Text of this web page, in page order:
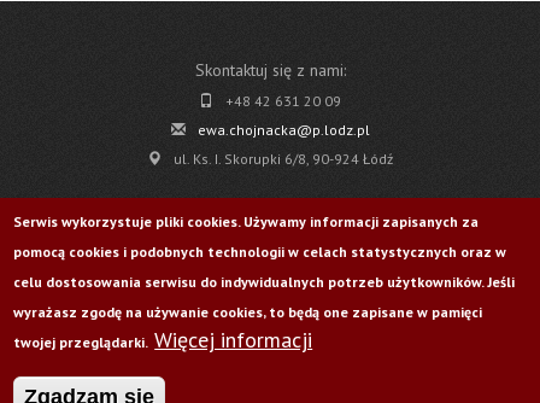
Skontaktuj się z nami:
+48 42 631 20 09
ewa.chojnacka@p.lodz.pl
ul. Ks. I. Skorupki 6/8, 90-924 Łódź
Pobierz
Życie Uczelni nr 176
Odwiedź nas na:
Serwis wykorzystuje pliki cookies. Używamy informacji zapisanych za
pomocą cookies i podobnych technologii w celach statystycznych oraz w
celu dostosowania serwisu do indywidualnych potrzeb użytkowników. Jeśli
wyrażasz zgodę na używanie cookies, to będą one zapisane w pamięci
twojej przeglądarki. Więcej informacji
Zgadzam się